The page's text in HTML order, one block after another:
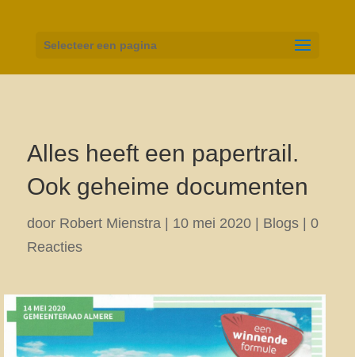
Selecteer een pagina
Alles heeft een papertrail.
Ook geheime documenten
door Robert Mienstra| 10 mei 2020| Blogs| 0
Reacties